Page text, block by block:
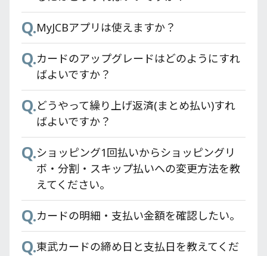
Q.東京スカイツリー® 東武カードPASMOの
解約手続きは必須ですか？
Q.オートチャージサービスが開始されるまで
どのくらいかかりますか？
Q.東武カードにはPASMO機能はありますか？
Q.現在使用している別のPASMOに東京スカイ
ツリー®東武カードPASMOデータの引き継
ぎは出来ますか？
Q.PASMOオートチャージがあるのにどうやっ
て残高を使い切るのですか？
Q.東京スカイツリー®東武カードPASMOの
ルしてしまいましたが、大丈夫ですか？
Q.カードのグレードを変更した際に東武カー
ドアプリ内で必要な手続きはありますか？
Q.東武カードアプリのアップデート方法が分
かりません。
Q.東武カードアプリの初期登録には何が必要
ですか？
東武カードアプリのバージョン確認方法は
ありますか？
Q.検索しても東武カードアプリが出てきませ
ん。
Q.MyJCBアプリは使えますか？
Q.カードのアップグレードはどのようにすれ
ばよいですか？
Q.どうやって繰り上げ返済(まとめ払い)すれ
ばよいですか？
Q.ショッピング1回払いからショッピングリ
ボ・分割・スキップ払いへの変更方法を教
えてください。
Q.カードの明細・支払い金額を確認したい。
Q.東武カードの締め日と支払日を教えてくだ